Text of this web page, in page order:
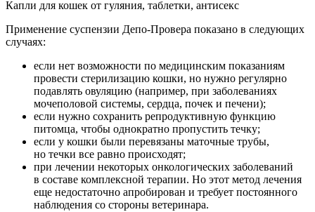
Капли для кошек от гуляния, таблетки, антисекс
Применение суспензии Депо-Провера показано в следующих
случаях:
если нет возможности по медицинским показаниям
провести стерилизацию кошки, но нужно регулярно
подавлять овуляцию (например, при заболеваниях
мочеполовой системы, сердца, почек и печени);
если нужно сохранить репродуктивную функцию
питомца, чтобы однократно пропустить течку;
если у кошки были перевязаны маточные трубы,
но течки все равно происходят;
при лечении некоторых онкологических заболеваний
в составе комплексной терапии. Но этот метод лечения
еще недостаточно апробирован и требует постоянного
наблюдения со стороны ветеринара.